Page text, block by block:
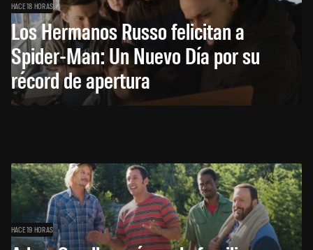
HACE 18 HORAS
Los Hermanos Russo felicitan a
Spider-Man: Un Nuevo Día por su
récord de apertura
HACE 19 HORAS